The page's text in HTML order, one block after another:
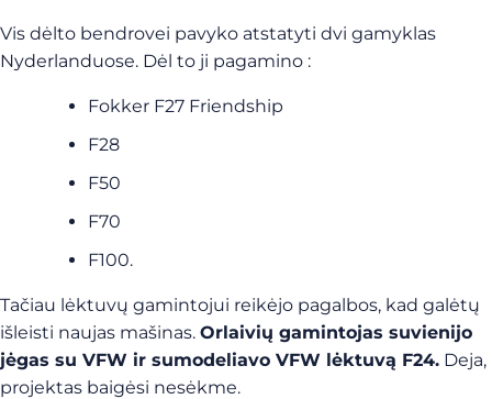
Vis dėlto bendrovei pavyko atstatyti dvi gamyklas
Nyderlanduose. Dėl to ji pagamino :
Fokker F27 Friendship
F28
F50
F70
F100.
Tačiau lėktuvų gamintojui reikėjo pagalbos, kad galėtų
išleisti naujas mašinas. Orlaivių gamintojas suvienijo
jėgas su VFW ir sumodeliavo VFW lėktuvą F24. Deja,
projektas baigėsi nesėkme.